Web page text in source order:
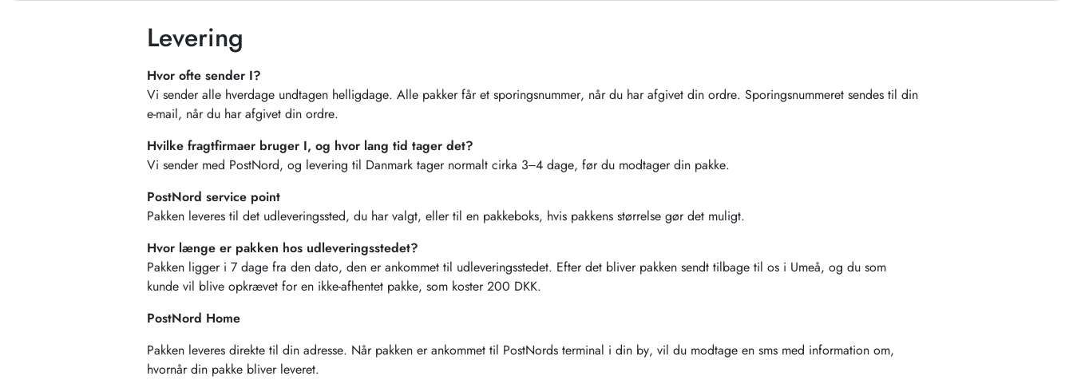
Levering
Hvor ofte sender I?
Vi sender alle hverdage undtagen helligdage. Alle pakker får et sporingsnummer, når du har afgivet din ordre. Sporingsnummeret sendes til din
e-mail, når du har afgivet din ordre.
Hvilke fragtfirmaer bruger I, og hvor lang tid tager det?
Vi sender med PostNord, og levering til Danmark tager normalt cirka 3–4 dage, før du modtager din pakke.
PostNord service point
Pakken leveres til det udleveringssted, du har valgt, eller til en pakkeboks, hvis pakkens størrelse gør det muligt.
Hvor længe er pakken hos udleveringsstedet?
Pakken ligger i 7 dage fra den dato, den er ankommet til udleveringsstedet. Efter det bliver pakken sendt tilbage til os i Umeå, og du som
kunde vil blive opkrævet for en ikke-afhentet pakke, som koster 200 DKK.
PostNord Home
Pakken leveres direkte til din adresse. Når pakken er ankommet til PostNords terminal i din by, vil du modtage en sms med information om,
hvornår din pakke bliver leveret.